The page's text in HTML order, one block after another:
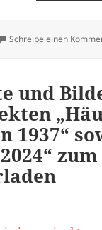
Schreibe einen
und
1937“
zum